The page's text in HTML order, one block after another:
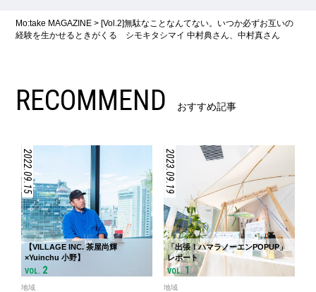
Mo:take MAGAZINE > [Vol.2]無駄なことなんてない。いつか必ずお互いの
経験を生かせるときがくる シモキタシマイ 中村典さん、中村真さん
RECOMMEND おすすめ記事
2022.09.15
【VILLAGE INC. 茶屋尚輝
×Yuinchu 小野】
VOL. 2
地域
2023.09.19
「出張！ハマラノーエンPOPUP」
レポート
VOL.1
地域